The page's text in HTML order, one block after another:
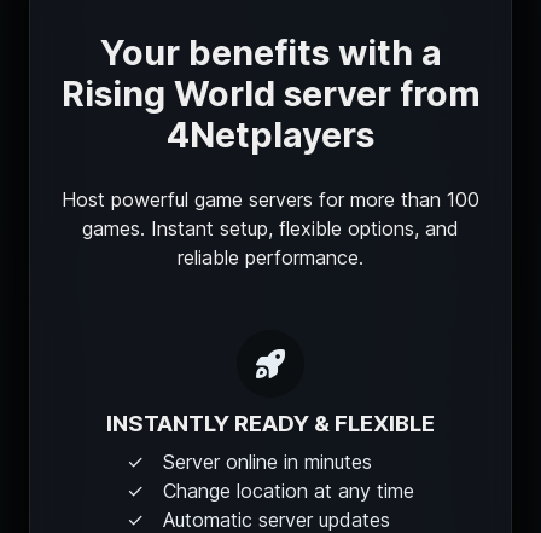
Your benefits with a
Rising World server from
4Netplayers
Host powerful game servers for more than 100
games. Instant setup, flexible options, and
reliable performance.
INSTANTLY READY & FLEXIBLE
Server online in minutes
Change location at any time
Automatic server updates